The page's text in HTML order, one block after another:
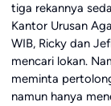
tiga rekannya
Kantor Urusan
WIB, Ricky dan
mencari lokan.
meminta
namun hanya